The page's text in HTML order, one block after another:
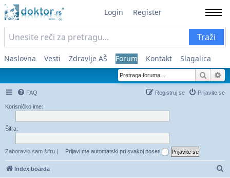
Login Register
Traži
Naslovna Vesti Zdravlje AŠ Forum Kontakt Slagalica
FAQ Prijavite se
Registruj se
Korisničko ime:
Šifra:
Zaboravio sam šifru | Prijavi me automatski pri svakoj poseti
Index boarda